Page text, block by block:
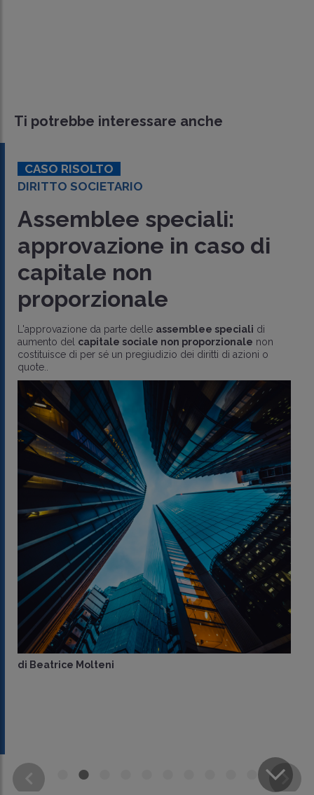
CONDIVIDI
Ti potrebbe interessare anche
CASO RISOLTO
DIRITTO SOCIETARIO
Assemblee speciali:
approvazione in caso di
capitale non
proporzionale
L'approvazione da parte delle assemblee speciali di
aumento del capitale sociale non proporzionale non
costituisce di per sé un pregiudizio dei diritti di azioni o
quote..
di Beatrice Molteni